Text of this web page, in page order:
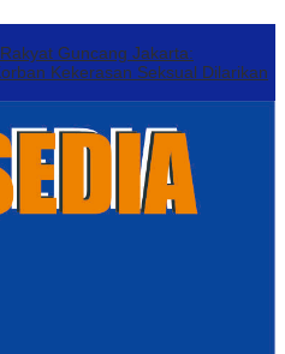
Guncang Jakarta:
Kekerasan Seksual Dilarikan